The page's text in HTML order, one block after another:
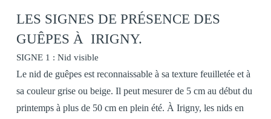
LES SIGNES DE PRÉSENCE DES
GUÊPES À IRIGNY.
SIGNE 1 : Nid visible
Le nid de guêpes est reconnaissable à sa texture feuilletée et à
sa couleur grise ou beige. Il peut mesurer de 5 cm au début du
printemps à plus de 50 cm en plein été. À Irigny, les nids en